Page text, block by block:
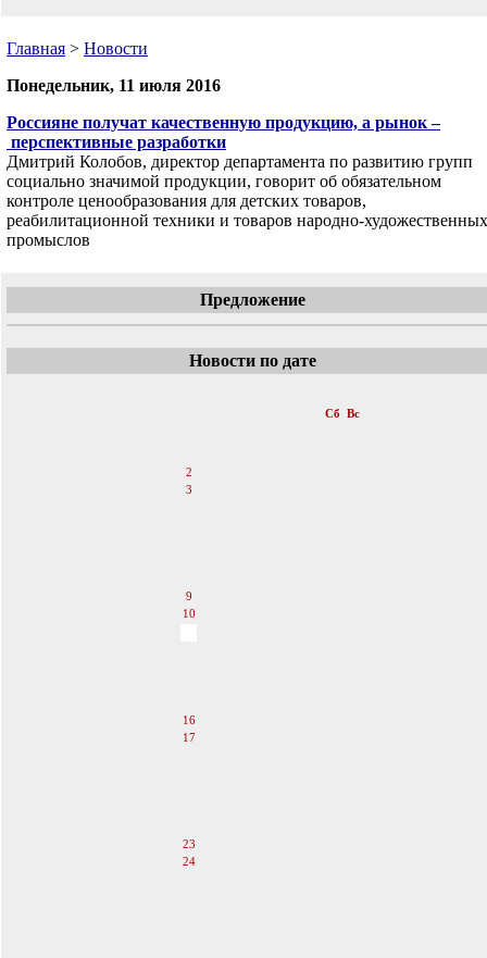
Главная > Новости
Понедельник, 11 июля 2016
Россияне получат качественную продукцию, а рынок –
перспективные разработки
Дмитрий Колобов, директор департамента по развитию групп
социально значимой продукции, говорит об обязательном
контроле ценообразования для детских товаров,
реабилитационной техники и товаров народно-художественных
промыслов
Предложение
Новости по дате
Сб Вс
2
3
9
10
16
17
23
24